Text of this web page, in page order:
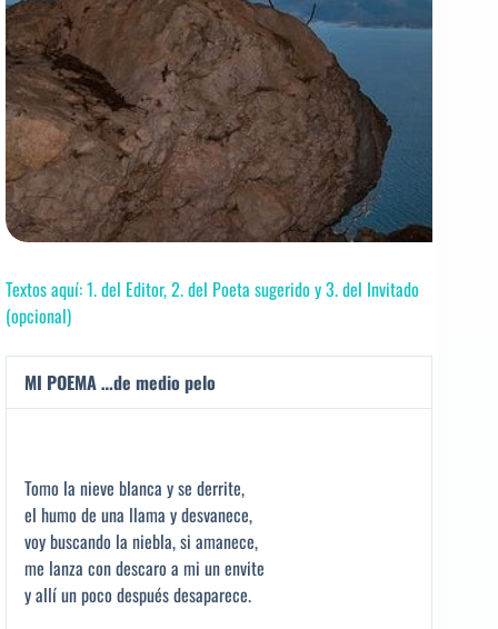
Textos aquí: 1. del Editor, 2. del Poeta sugerido y 3. del Invitado
(opcional)
MI POEMA …de medio pelo
Tomo la nieve blanca y se derrite,
el humo de una llama y desvanece,
voy buscando la niebla, si amanece,
me lanza con descaro a mi un envite
y allí un poco después desaparece.